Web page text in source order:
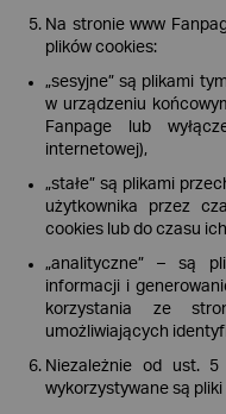
Na stronie www
plików cookies:
„sesyjne” są plikami
w urządzeniu
Fanpage lub
internetowej),
„stałe” są plikami
użytkownika przez
cookies lub do czasu
„analityczne” – są
informacji i
korzystania ze
umożliwiających
Niezależnie od ust.
wykorzystywane są